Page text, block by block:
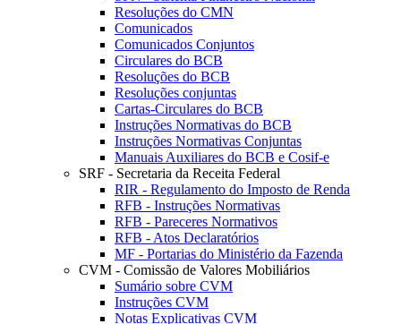
Resoluções do CMN
Comunicados
Comunicados Conjuntos
Circulares do BCB
Resoluções do BCB
Resoluções conjuntas
Cartas-Circulares do BCB
Instruções Normativas do BCB
Instruções Normativas Conjuntas
Manuais Auxiliares do BCB e Cosif-e
SRF - Secretaria da Receita Federal
RIR - Regulamento do Imposto de Renda
RFB - Instruções Normativas
RFB - Pareceres Normativos
RFB - Atos Declaratórios
MF - Portarias do Ministério da Fazenda
CVM - Comissão de Valores Mobiliários
Sumário sobre CVM
Instruções CVM
Notas Explicativas CVM